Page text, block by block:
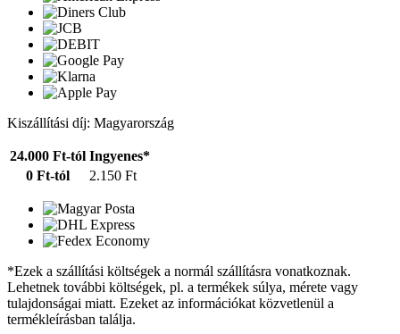
Kiszállítási díj: Magyarország
24.000 Ft-tól Ingyenes*
0 Ft-tól
2.150 Ft
*Ezek a szállítási költségek a normál szállításra vonatkoznak.
Lehetnek további költségek, pl. a termékek súlya, mérete vagy
tulajdonságai miatt. Ezeket az információkat közvetlenül a
termékleírásban találja.